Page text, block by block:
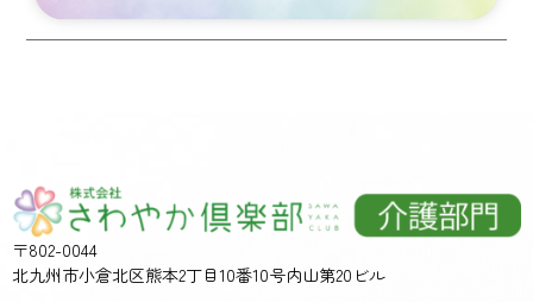
〒802-0044
北九州市小倉北区熊本2丁目10番10号内山第20ビル